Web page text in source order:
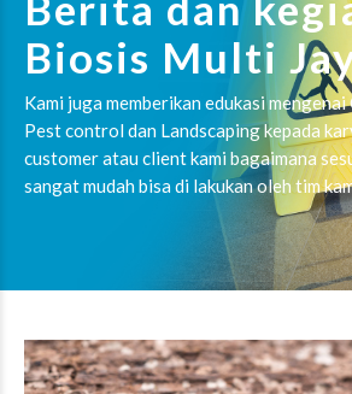
Biosis Multi
Kami juga memberikan edukasi
Pest control dan Landscaping kepada
customer atau client kami bagaimana
sangat mudah bisa di lakukan oleh tim